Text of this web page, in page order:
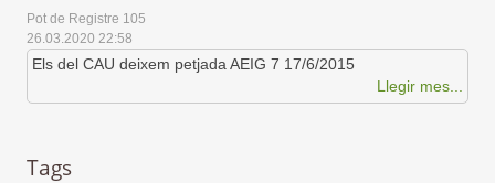
Pot de Registre 105
26.03.2020 22:58
Els del CAU deixem petjada AEIG 7 17/6/2015
Llegir mes...
Tags